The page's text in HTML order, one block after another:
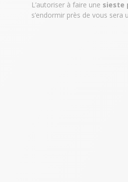
L’autoriser à faire une sieste
s’endormir près de vous sera